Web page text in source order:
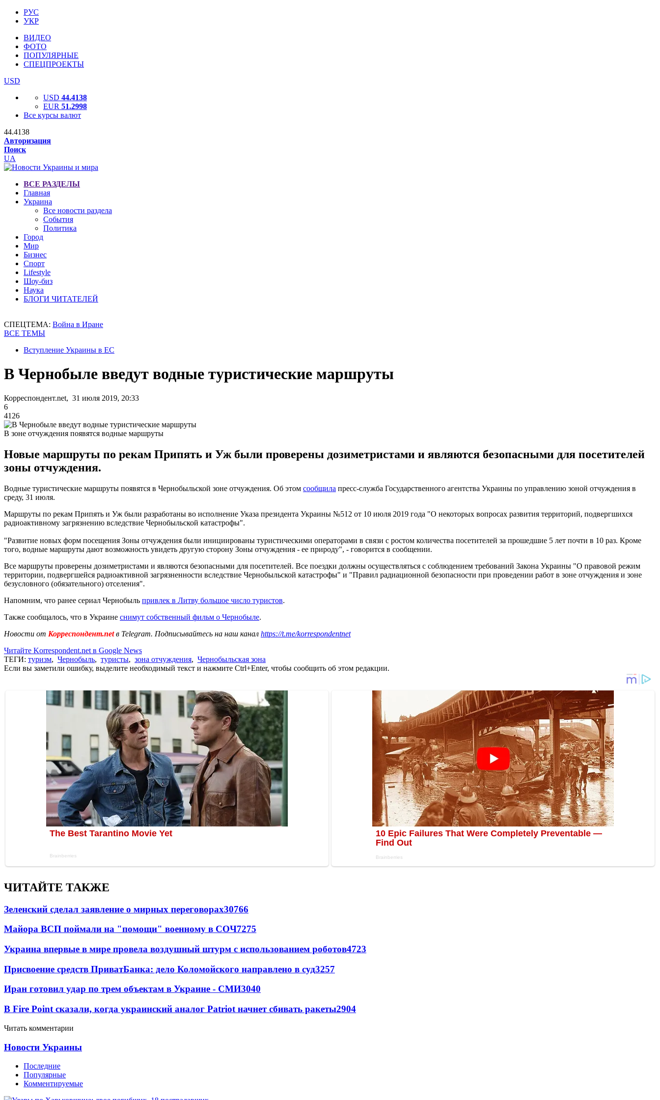
РУС
УКР
ВИДЕО
ФОТО
ПОПУЛЯРНЫЕ
СПЕЦПРОЕКТЫ
USD
USD 44.4138
EUR 51.2998
Все курсы валют
44.4138
Авторизация
Поиск
UA
ВСЕ РАЗДЕЛЫ
Главная
Украина
Все новости раздела
События
Политика
Город
Мир
Бизнес
Спорт
Lifestyle
Шоу-биз
Наука
БЛОГИ ЧИТАТЕЛЕЙ
СПЕЦТЕМА: Война в Иране
ВСЕ ТЕМЫ
Вступление Украины в ЕС
В Чернобыле введут водные туристические маршруты
Корреспондент.net, 31 июля 2019, 20:33
6
4126
В зоне отчуждения появятся водные маршруты
Новые маршруты по рекам Припять и Уж были проверены дозиметристами и являются безопасными для посетителей
зоны отчуждения.
Водные туристические маршруты появятся в Чернобыльской зоне отчуждения. Об этом сообщила пресс-служба Государственного агентства Украины по управлению зоной отчуждения в
среду, 31 июля.
Маршруты по рекам Припять и Уж были разработаны во исполнение Указа президента Украины №512 от 10 июля 2019 года "О некоторых вопросах развития территорий, подвергшихся
радиоактивному загрязнению вследствие Чернобыльской катастрофы".
"Развитие новых форм посещения Зоны отчуждения были инициированы туристическими операторами в связи с ростом количества посетителей за прошедшие 5 лет почти в 10 раз. Кроме
того, водные маршруты дают возможность увидеть другую сторону Зоны отчуждения - ее природу", - говорится в сообщении.
Все маршруты проверены дозиметристами и являются безопасными для посетителей. Все поездки должны осуществляться с соблюдением требований Закона Украины "О правовой режим
территории, подвергшейся радиоактивной загрязненности вследствие Чернобыльской катастрофы" и "Правил радиационной безопасности при проведении работ в зоне отчуждения и зоне
безусловного (обязательного) отселения".
Напомним, что ранее сериал Чернобыль привлек в Литву большое число туристов.
Также сообщалось, что в Украине снимут собственный фильм о Чернобыле.
Новости от Корреспондент.netв Telegram. Подписывайтесь на наш канал https://t.me/korrespondentnet
Читайте Korrespondent.net в Google News
ТЕГИ: туризм, Чернобыль, туристы, зона отчуждения, Чернобыльская зона
Если вы заметили ошибку, выделите необходимый текст и нажмите Ctrl+Enter, чтобы сообщить об этом редакции.
ЧИТАЙТЕ ТАКЖЕ
Зеленский сделал заявление о мирных переговорах30766
Майора ВСП поймали на "помощи" военному в СОЧ7275
Украина впервые в мире провела воздушный штурм с использованием роботов4723
Присвоение средств ПриватБанка: дело Коломойского направлено в суд3257
Иран готовил удар по трем объектам в Украине - СМИ3040
В Fire Point сказали, когда украинский аналог Patriot начнет сбивать ракеты2904
Читать комментарии
Новости Украины
Последние
Популярные
Комментируемые